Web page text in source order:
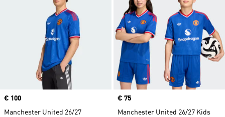
Price
€ 100
Manchester United 26/27
Price
€ 75
Manchester United 26/27 Kids